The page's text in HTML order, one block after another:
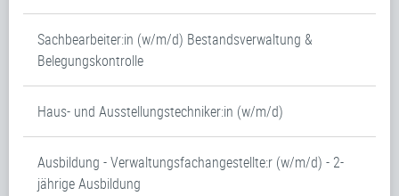
Sachbearbeiter:in (w/m/d) Bestandsverwaltung &
Belegungskontrolle
Haus- und Ausstellungstechniker:in (w/m/d)
Ausbildung - Verwaltungsfachangestellte:r (w/m/d) - 2-
jährige Ausbildung